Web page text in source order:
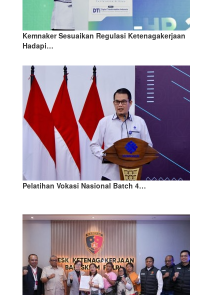
Kemnaker Sesuaikan Regulasi Ketenagakerjaan
Hadapi…
Pelatihan Vokasi Nasional Batch 4…